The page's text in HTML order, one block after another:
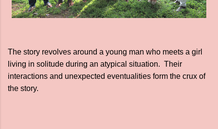
The story revolves around a young man who meets a girl
living in solitude during an atypical situation. Their
interactions and unexpected eventualities form the crux of
the story.